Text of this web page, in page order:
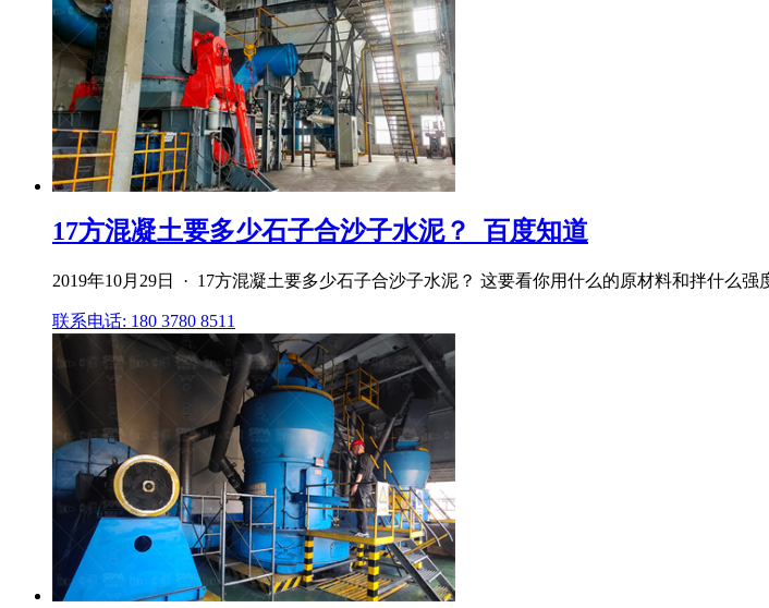
17方混凝土要多少石子合沙子水泥？_百度知道
2019年10月29日 · 17方混凝土要多少石子合沙子水泥？ 这要看你用什么的原材料和拌什么
联系电话: 180 3780 8511